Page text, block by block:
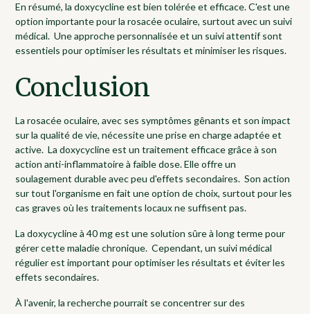
En résumé, la doxycycline est bien tolérée et efficace. C'est une
option importante pour la rosacée oculaire, surtout avec un suivi
médical. Une approche personnalisée et un suivi attentif sont
essentiels pour optimiser les résultats et minimiser les risques.
Conclusion
La rosacée oculaire, avec ses symptômes gênants et son impact
sur la qualité de vie, nécessite une prise en charge adaptée et
active. La doxycycline est un traitement efficace grâce à son
action anti-inflammatoire à faible dose. Elle offre un
soulagement durable avec peu d'effets secondaires. Son action
sur tout l'organisme en fait une option de choix, surtout pour les
cas graves où les traitements locaux ne suffisent pas.
La doxycycline à 40 mg est une solution sûre à long terme pour
gérer cette maladie chronique. Cependant, un suivi médical
régulier est important pour optimiser les résultats et éviter les
effets secondaires.
À l'avenir, la recherche pourrait se concentrer sur des